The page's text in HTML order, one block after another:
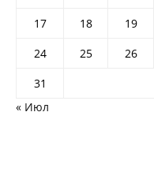
17
18 19
24
25 26
31
« Июл